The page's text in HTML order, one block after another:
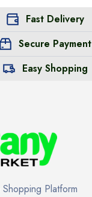
Fast Delivery
Secure Payment
Easy Shopping
Shopping Platform